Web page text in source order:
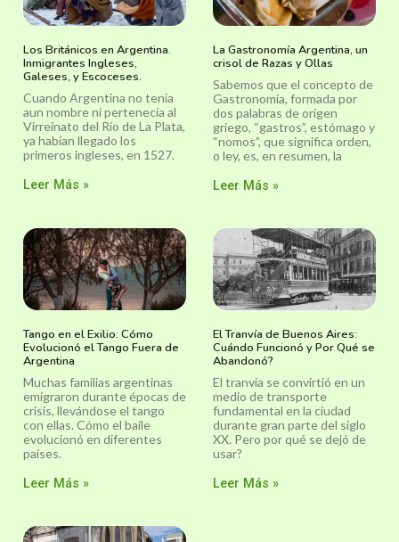
Los Británicos en Argentina.
Inmigrantes Ingleses,
Galeses, y Escoceses.
Cuando Argentina no tenia
aun nombre ni pertenecía al
Virreinato del Río de La Plata,
ya habían llegado los
primeros ingleses, en 1527.
Leer Más »
La Gastronomía Argentina, un
crisol de Razas y Ollas
Sabemos que el concepto de
Gastronomía, formada por
dos palabras de origen
griego, “gastros”, estómago y
“nomos”, que significa orden,
o ley, es, en resumen, la
Leer Más »
Tango en el Exilio: Cómo
Evolucionó el Tango Fuera de
Argentina
Muchas familias argentinas
emigraron durante épocas de
crisis, llevándose el tango
con ellas. Cómo el baile
evolucionó en diferentes
países.
Leer Más »
El Tranvía de Buenos Aires:
Cuándo Funcionó y Por Qué se
Abandonó?
El tranvía se convirtió en un
medio de transporte
fundamental en la ciudad
durante gran parte del siglo
XX. Pero por qué se dejó de
usar?
Leer Más »